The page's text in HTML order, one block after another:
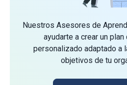
Nuestros Asesores de
ayudarte a crear un
personalizado adaptado a
objetivos de tu